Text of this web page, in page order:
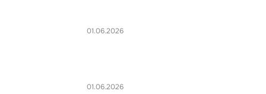
01.06.2026
01.06.2026